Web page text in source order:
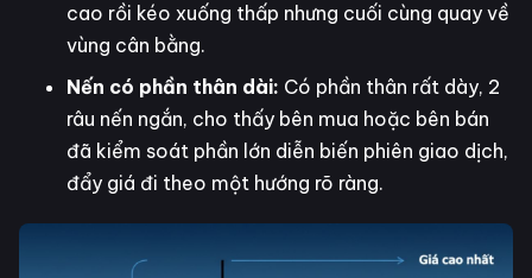
cao rồi kéo xuống thấp nhưng cuối cùng quay về
vùng cân bằng.
Nến có phần thân dài: Có phần thân rất dày, 2
râu nến ngắn, cho thấy bên mua hoặc bên bán
đã kiểm soát phần lớn diễn biến phiên giao dịch,
đẩy giá đi theo một hướng rõ ràng.